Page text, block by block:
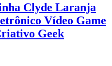
Clyde Laranja
Vídeo Game
Geek